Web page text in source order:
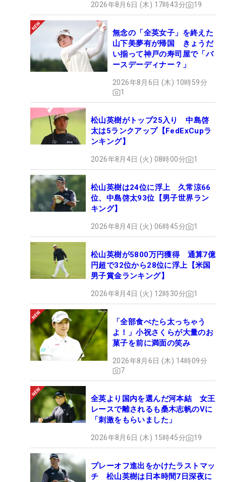
2026年8月6日 (木) 17時43分 19
無念の「全英女子」を終えた
山下美夢有が帰国 きょうだ
い揃って神戸の寿司屋で「バ
ースデーディナー？」
2026年8月6日 (木) 10時59分
1
松山英樹がトップ25入り 中島啓
太は5ランクアップ【FedExCupラ
ンキング】
2026年8月4日 (火) 08時00分 1
松山英樹は24位に浮上 久常涼66
位、中島啓太93位【男子世界ラン
キング】
2026年8月4日 (火) 06時45分 1
松山英樹が5800万円獲得 通算7億
円超で32位から28位に浮上【米国
男子賞金ランキング】
2026年8月4日 (火) 12時30分 1
「全部食べたら太っちゃう
よ！」小祝さくらが大量のお
菓子を前に満面の笑み
2026年8月6日 (木) 14時09分
7
全英より国内を選んだ河本結 女王
レースで離されるも桑木志帆のVに
「刺激をもらいました」
2026年8月6日 (木) 15時45分 19
プレーオフ進出をかけたラストマッ
チ 松山英樹は日本時間7日深夜に